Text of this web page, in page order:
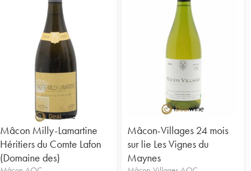
Mâcon Milly-Lamartine
Héritiers du Comte Lafon
(Domaine des)
Mâcon-Villages 24 mois
sur lie Les Vignes du
Maynes